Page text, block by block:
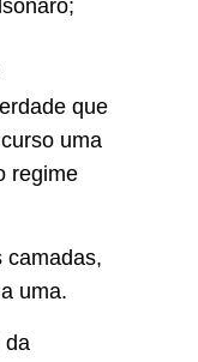
que
uma
regime
camadas,
uma.
da